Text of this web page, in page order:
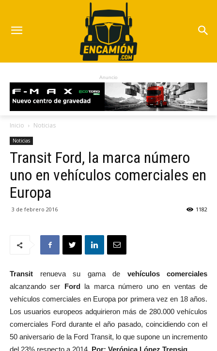
Anuncio
Inicio Noticias
Noticias
Transit Ford, la marca número
uno en vehículos comerciales en
Europa
3 de febrero 2016 1182
Transit renueva su gama de vehículos comerciales
alcanzando ser Ford la marca número uno en ventas de
vehículos comerciales en Europa por primera vez en 18 años.
Los usuarios europeos adquirieron más de 280.000 vehículos
comerciales Ford durante el año pasado, coincidiendo con el
50 aniversario de la Ford Transit, lo que supone un incremento